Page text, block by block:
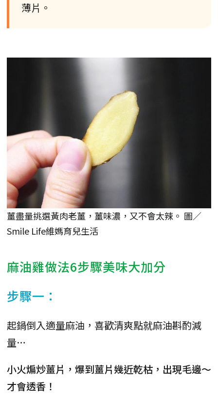
薄片。
薑盡量挑選黃肉老薑，薑味濃，又不會太辣。 圖／
Smile Life維媽育兒生活
麻油雞做法6步驟美味大加分
步驟一：
起鍋倒入適量麻油，喜歡清爽點就麻油斟酌減
量…
小火煸炒薑片，爆到薑片幾近乾枯，出現毛邊～
才會透香！